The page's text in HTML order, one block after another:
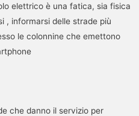
elettrico è una fatica, sia fisica
, informarsi delle strade più
le colonnine che emettono
che danno il servizio per